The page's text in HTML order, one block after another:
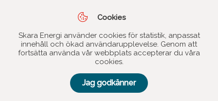
Cookies
Skara Energi använder cookies för statistik, anpassat
innehåll och ökad användarupplevelse. Genom att
fortsätta använda vår webbplats accepterar du våra
cookies.
Jag godkänner